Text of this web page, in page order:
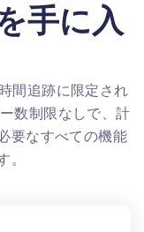
手に入
間追跡に限定され
数制限なしで、計
要なすべての機能
。